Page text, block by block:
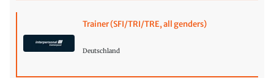
Trainer (SFI/TRI/TRE, all genders)
Deutschland